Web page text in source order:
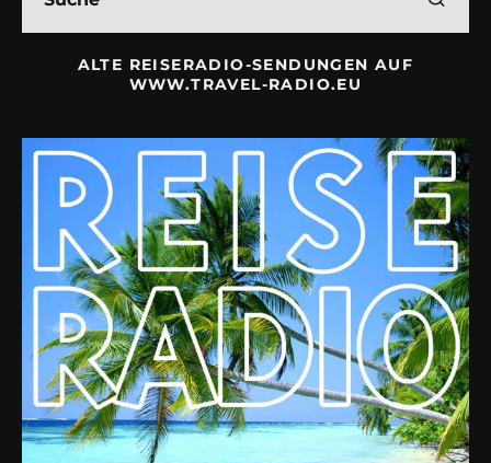
ALTE REISERADIO-SENDUNGEN AUF
WWW.TRAVEL-RADIO.EU